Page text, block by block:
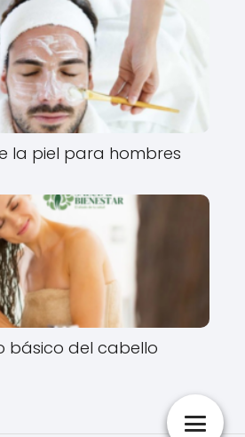
la piel para hombres
básico del cabello